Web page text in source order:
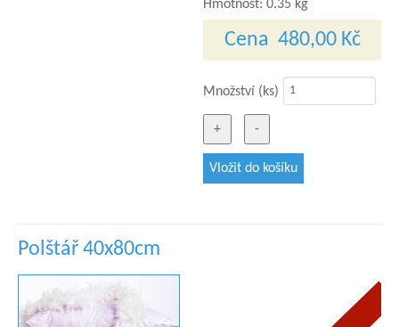
Hmotnost: 0.35 kg
Cena 480,00 Kč
Množství (ks)
Polštář 40x80cm